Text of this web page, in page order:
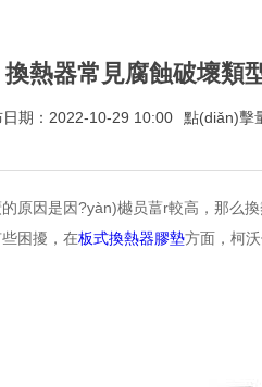
換熱器常見腐蝕破壞類
期：2022-10-29 10:00 點(diǎn)擊
的原因是因?yàn)樾员葍r較高，那
，在板式換熱器膠墊方面